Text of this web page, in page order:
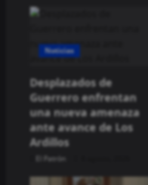
Noticias
Desplazados de
Guerrero enfrentan
una nueva amenaza
ante avance de Los
Ardillos
El Patrón